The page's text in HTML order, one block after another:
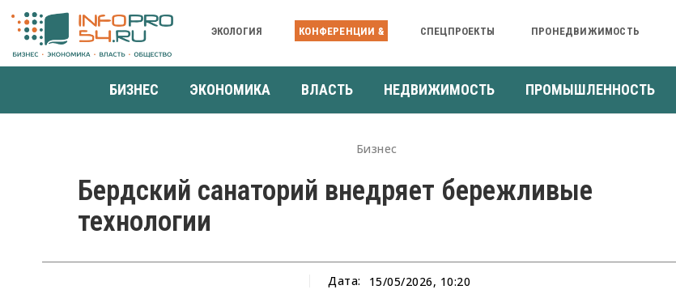
ЭКОЛОГИЯ КОНФЕРЕНЦИИ & СПЕЦПРОЕКТЫ ПРОНЕДВИЖИМОСТЬ
БИЗНЕС ЭКОНОМИКА ВЛАСТЬ НЕДВИЖИМОСТЬ ПРОМЫШЛЕННОСТЬ
Бизнес
Бердский санаторий внедряет бережливые
технологии
Дата: 15/05/2026, 10:20